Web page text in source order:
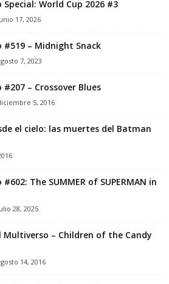
World Cup 2026 #3
17, 2026
#519 – Midnight Snack
7, 2023
– Crossover Blues
5, 2016
el cielo: las muertes del Batman
The SUMMER of SUPERMAN in
28, 2025
Multiverso – Children of the Candy
14, 2016